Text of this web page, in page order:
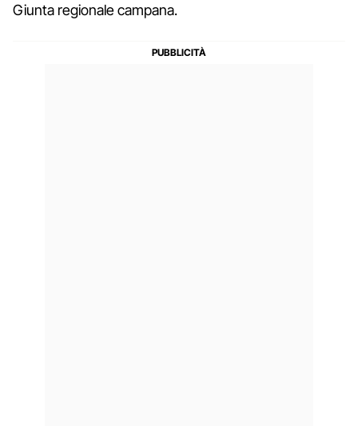
Giunta regionale campana.